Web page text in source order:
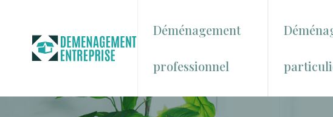
Déménagement
professionnel